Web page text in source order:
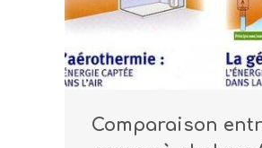
Comparaison